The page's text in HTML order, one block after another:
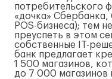
потребительского
«дочка» Сбербанка,
POS-бизнеса); тем
преуспеть в этом
собственные IT-
банк предлагает
1 500 магазинов,
до 7 000 магазинов